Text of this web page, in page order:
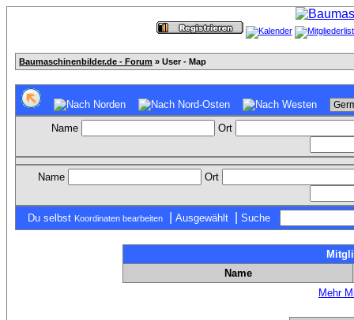
Baumaschinenbilder.de - Forum » User - Map
Name Ort
Name Ort
Du selbst Koordinaten bearbeiten Ausgewählt Suche
Name
Mehr